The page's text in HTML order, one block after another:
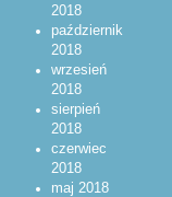
2018
październik
2018
wrzesień
2018
sierpień
2018
czerwiec
2018
maj 2018